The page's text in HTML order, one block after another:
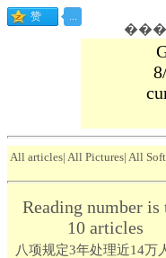
All articles| All Pictures| All
Reading number is
10 articles
八项规定3年处理近14万